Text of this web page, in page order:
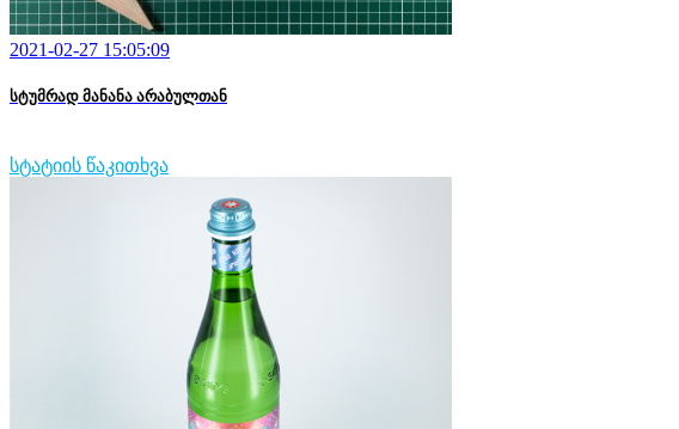
2021-02-27 15:05:09
სტუმრად მანანა არაბულთან
სტატიის წაკითხვა